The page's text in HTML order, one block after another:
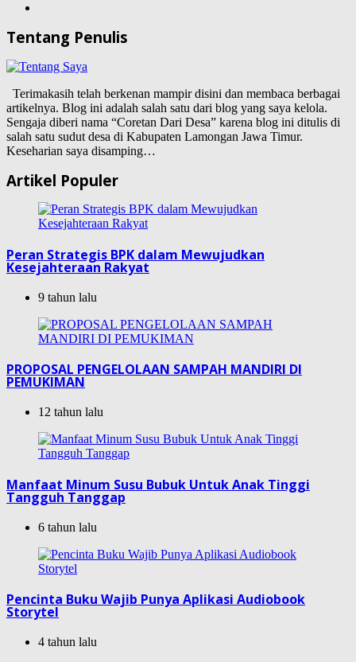
Tentang Penulis
Terimakasih telah berkenan mampir disini dan membaca berbagai
artikelnya. Blog ini adalah salah satu dari blog yang saya kelola.
Sengaja diberi nama “Coretan Dari Desa” karena blog ini ditulis di
salah satu sudut desa di Kabupaten Lamongan Jawa Timur.
Keseharian saya disamping…
Artikel Populer
Peran Strategis BPK dalam Mewujudkan
Kesejahteraan Rakyat
9 tahun lalu
PROPOSAL PENGELOLAAN SAMPAH MANDIRI DI
PEMUKIMAN
12 tahun lalu
Manfaat Minum Susu Bubuk Untuk Anak Tinggi
Tangguh Tanggap
6 tahun lalu
Pencinta Buku Wajib Punya Aplikasi Audiobook
Storytel
4 tahun lalu